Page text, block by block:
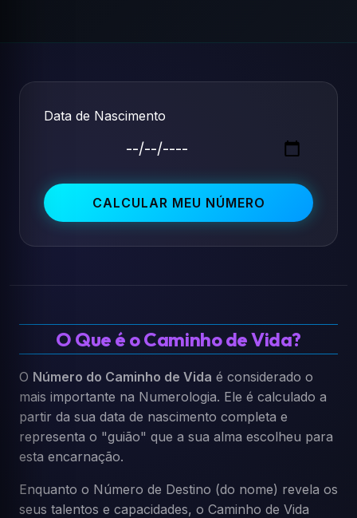
Data de Nascimento
CALCULAR MEU NÚMERO
O Que é o Caminho de Vida?
O Número do Caminho de Vida é considerado o
mais importante na Numerologia. Ele é calculado a
partir da sua data de nascimento completa e
representa o "guião" que a sua alma escolheu para
esta encarnação.
Enquanto o Número de Destino (do nome) revela os
seus talentos e capacidades, o Caminho de Vida